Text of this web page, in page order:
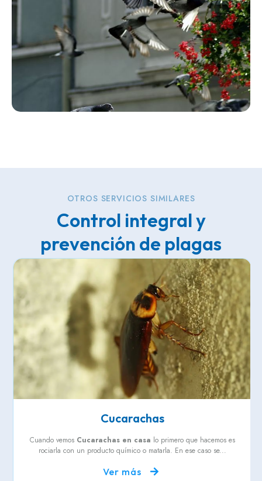
OTROS SERVICIOS SIMILARES
Control integral y
prevención de plagas
Cucarachas
Cuando vemos Cucarachas en casa lo primero que hacemos es
rociarla con un producto químico o matarla. En ese caso se...
Ver más